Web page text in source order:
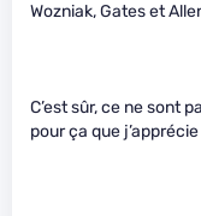
Wozniak, Gates et
C’est sûr, ce ne sont
pour ça que